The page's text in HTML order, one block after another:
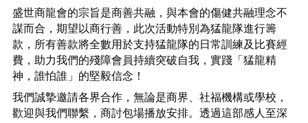
盛世商龍會的宗旨是商善共融，與本會的傷健共融理念不
謀而合，期望以商行善，此次活動特別為猛龍隊進行籌
款，所有善款將全數用於支持猛龍隊的日常訓練及比賽經
費，助力我們的殘障會員持續突破自我，實踐「猛龍精
神，誰怕誰」的堅毅信念！
我們誠摯邀請各界合作，無論是商界、社福機構或學校，
歡迎與我們聯繫，商討包場播放安排。透過這部感人至深